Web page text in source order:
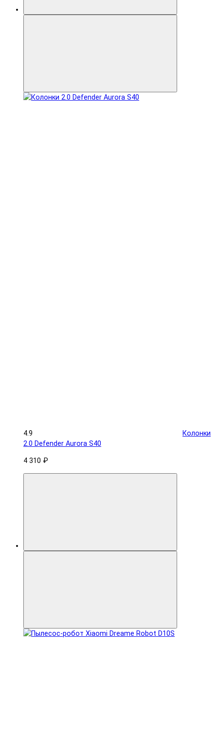
4.9
Колонки
2.0 Defender Aurora S40
4 310 ₽